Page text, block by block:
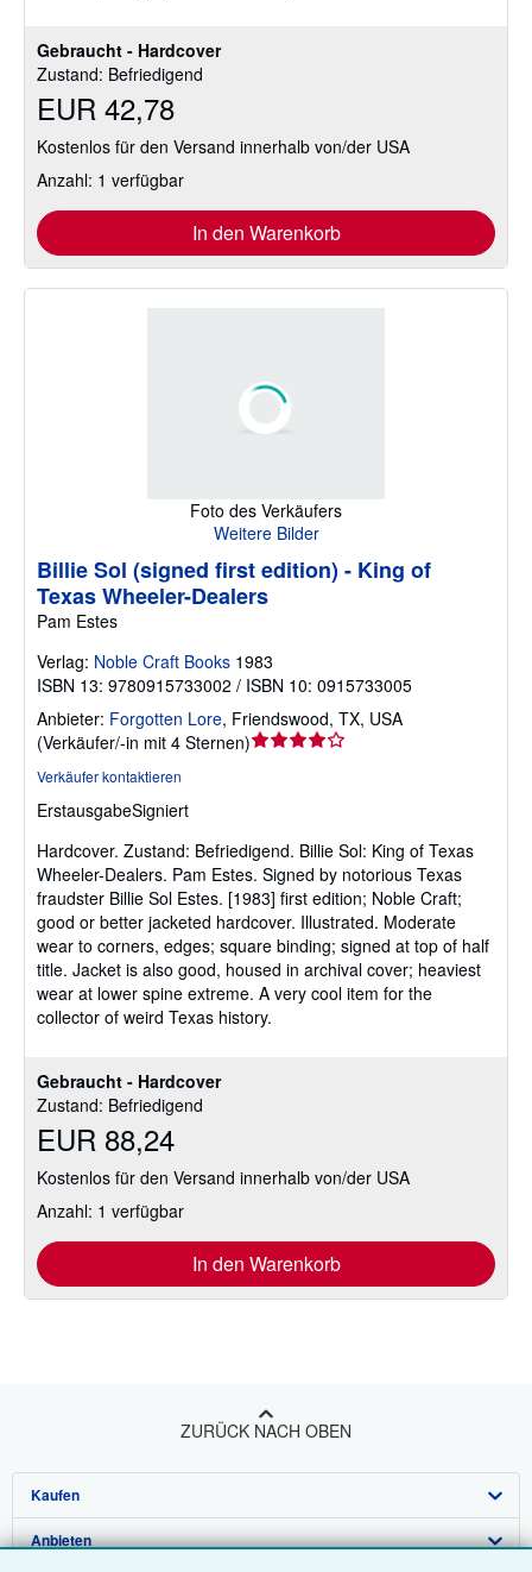
Gebraucht - Hardcover
Zustand: Befriedigend
EUR 42,78
Kostenlos für den Versand innerhalb von/der USA
Anzahl: 1 verfügbar
In den Warenkorb
Foto des Verkäufers
Weitere Bilder
Gebraucht - Hardcover
Zustand: Befriedigend
EUR 88,24
Kostenlos für den Versand innerhalb von/der USA
Anzahl: 1 verfügbar
In den Warenkorb
Billie Sol (signed first edition) - King of
Texas Wheeler-Dealers
Pam Estes
Verlag: Noble Craft Books 1983
ISBN 13: 9780915733002 / ISBN 10: 0915733005
Anbieter: Forgotten Lore, Friendswood, TX, USA
(Verkäufer/-in mit 4 Sternen)Verkäuferbewertung
Verkäufer kontaktieren
ErstausgabeSigniert
Hardcover. Zustand: Befriedigend. Billie Sol: King of Texas
Wheeler-Dealers. Pam Estes. Signed by notorious Texas
fraudster Billie Sol Estes. [1983] first edition; Noble Craft;
good or better jacketed hardcover. Illustrated. Moderate
wear to corners, edges; square binding; signed at top of half
title. Jacket is also good, housed in archival cover; heaviest
wear at lower spine extreme. A very cool item for the
collector of weird Texas history.
ZURÜCK NACH OBEN
Kaufen
Detailsuche
Anbieten